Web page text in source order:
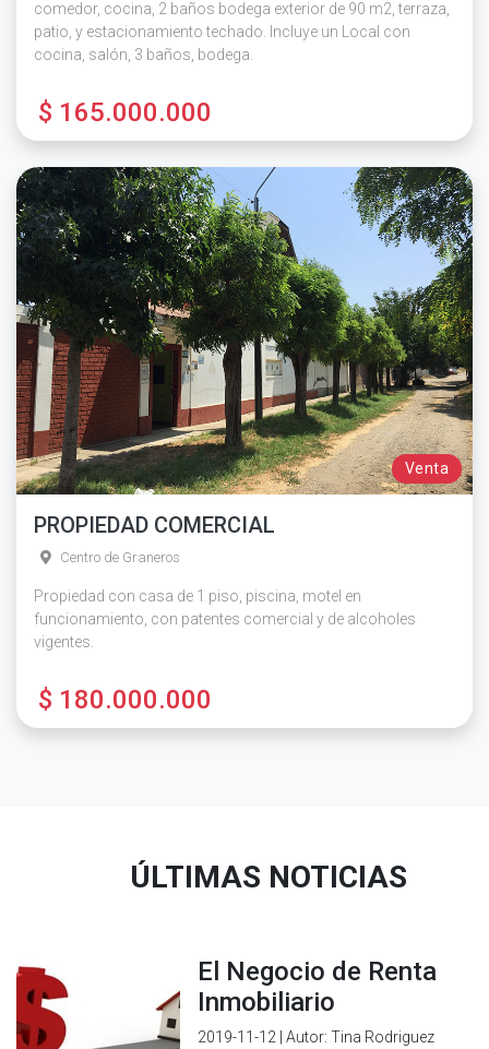
comedor, cocina, 2 baños bodega exterior de 90 m2, terraza,
patio, y estacionamiento techado. Incluye un Local con
cocina, salón, 3 baños, bodega.
$ 165.000.000
Venta
PROPIEDAD COMERCIAL
Centro de Graneros
Propiedad con casa de 1 piso, piscina, motel en
funcionamiento, con patentes comercial y de alcoholes
vigentes.
$ 180.000.000
ÚLTIMAS NOTICIAS
El Negocio de Renta
Inmobiliario
2019-11-12 | Autor: Tina Rodriguez